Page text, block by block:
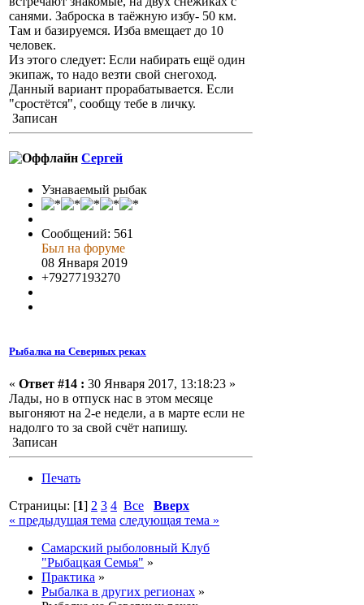
санями. Заброска в таёжную избу- 50 км.
Там и базируемся. Изба вмещает до 10
человек.
Из этого следует: Если набирать ещё один
экипаж, то надо везти свой снегоход.
Данный вариант прорабатывается. Если
"сростётся", сообщу тебе в личку.
Записан
Сергей
Узнаваемый рыбак
Сообщений: 561
Был на форуме
08 Января 2019
+79277193270
Рыбалка на Северных реках
« Ответ #14 : 30 Января 2017, 13:18:23 »
Лады, но в отпуск нас в этом месяце
выгоняют на 2-е недели, а в марте если не
надолго то за свой счёт напишу.
Записан
Печать
Страницы: [1] 2 3 4 Все
Вверх
« предыдущая тема следующая тема »
Самарский рыболовный Клуб
"Рыбацкая Семья" »
Практика »
Рыбалка в других регионах »